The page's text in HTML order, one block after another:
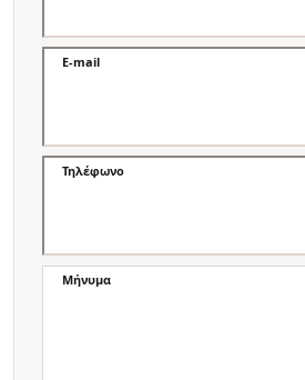
E-mail
Τηλέφωνο
Μήνυμα